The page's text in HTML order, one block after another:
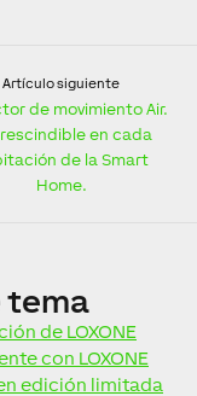
Artículo siguiente
de movimiento Air.
en cada
de la Smart
Home.
tema
de LOXONE
con LOXONE
edición limitada